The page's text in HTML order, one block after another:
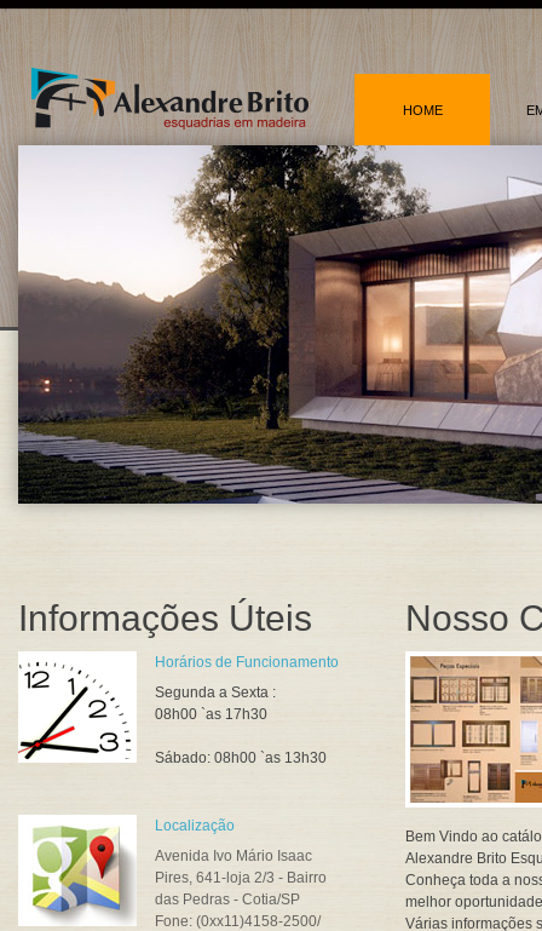
HOME
Informações Úteis
Horários de Funcionamento
Segunda a Sexta :
08h00 `as 17h30
Sábado: 08h00 `as 13h30
Localização
Avenida Ivo Mário Isaac
Pires, 641-loja 2/3 - Bairro
das Pedras - Cotia/SP
Fone: (0xx11)4158-2500/
Nosso
Bem Vindo ao
Alexandre Brito
Conheça toda a
melhor
Várias informações